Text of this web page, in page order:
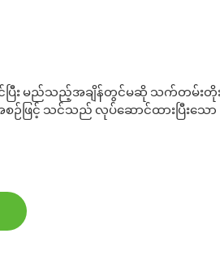
ပ်နိုင်ပြီး မည်သည့်အချိန်တွင်မဆို သက်တမ်းတို
ဖြင့် သင်သည် လုပ်ဆောင်ထားပြီးသော